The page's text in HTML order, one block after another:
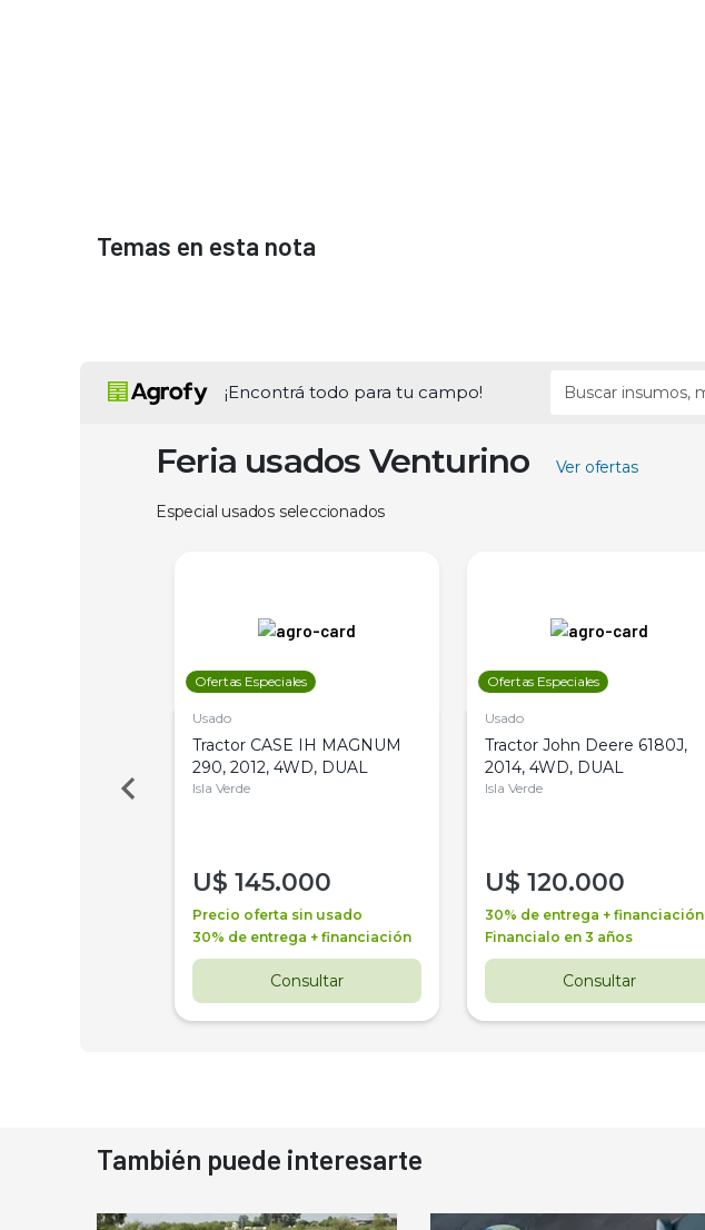
Temas en esta nota
¡Encontrá todo para tu campo!
Feria usados Venturino Ver ofertas
Especial usados seleccionados
Ofertas Especiales
Usado
Tractor CASE IH MAGNUM
290, 2012, 4WD, DUAL
Isla Verde
U$ 145.000
Precio oferta sin usado
30% de entrega + financiación
Consultar
Ofertas Especiales
Usado
Tractor John Deere 6180J,
2014, 4WD, DUAL
Isla Verde
U$ 120.000
30% de entrega + financiación
Financialo en 3 años
Consultar
También puede interesarte